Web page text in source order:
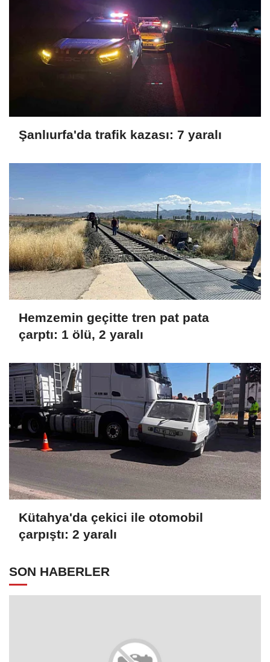
Şanlıurfa'da trafik kazası: 7 yaralı
Hemzemin geçitte tren pat pata
çarptı: 1 ölü, 2 yaralı
Kütahya'da çekici ile otomobil
çarpıştı: 2 yaralı
SON HABERLER